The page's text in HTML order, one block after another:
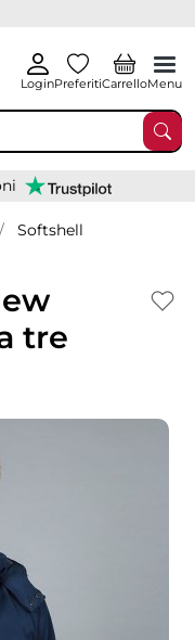
LoginPreferitiCarrelloMenu
Softshell
tre